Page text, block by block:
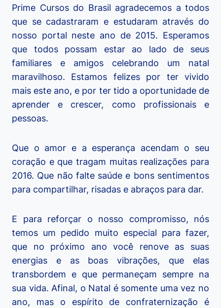
Prime Cursos do Brasil agradecemos a todos
que se cadastraram e estudaram através do
nosso portal neste ano de 2015. Esperamos
que todos possam estar ao lado de seus
familiares e amigos celebrando um natal
maravilhoso. Estamos felizes por ter vivido
mais este ano, e por ter tido a oportunidade de
aprender e crescer, como profissionais e
pessoas.
Que o amor e a esperança acendam o seu
coração e que tragam muitas realizações para
2016. Que não falte saúde e bons sentimentos
para compartilhar, risadas e abraços para dar.
E para reforçar o nosso compromisso, nós
temos um pedido muito especial para fazer,
que no próximo ano você renove as suas
energias e as boas vibrações, que elas
transbordem e que permaneçam sempre na
sua vida. Afinal, o Natal é somente uma vez no
ano, mas o espírito de confraternização é